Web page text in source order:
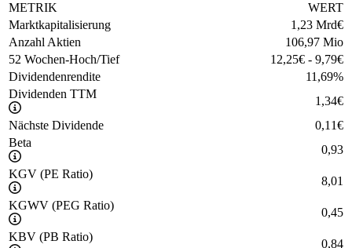
METRIK
WERT
Marktkapitalisierung
1,23 Mrd€
Anzahl Aktien
106,97 Mio
52 Wochen-Hoch/Tief
12,25€ - 9,79€
Dividendenrendite
11,69%
Dividenden TTM
1,34€
Nächste Dividende
0,11€
Beta
0,93
KGV (PE Ratio)
8,01
KGWV (PEG Ratio)
0,45
KBV (PB Ratio)
0,84